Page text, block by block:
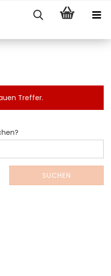
Treffer.
SUCHEN